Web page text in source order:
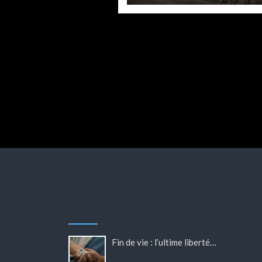
Fin de vie : l’ultime liberté…